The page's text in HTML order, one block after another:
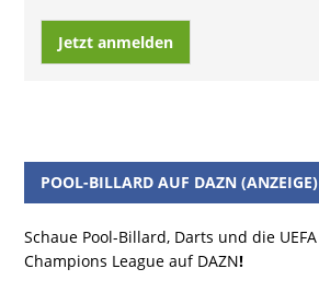
Jetzt anmelden
POOL-BILLARD AUF DAZN (ANZEIGE)
Schaue Pool-Billard, Darts und die UEFA
Champions League auf DAZN!